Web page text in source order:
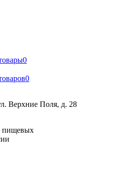
0
0
Верхние Поля, д. 28
пищевых